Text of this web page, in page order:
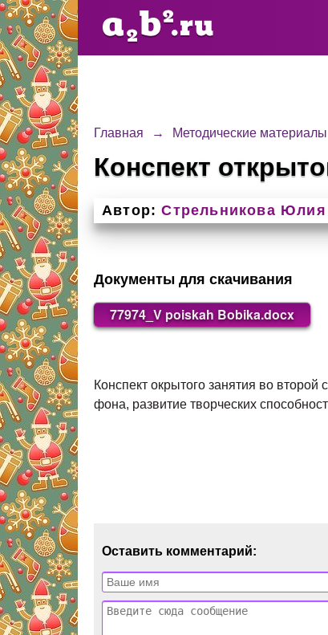
Главная → Методические материалы
Конспект
Автор: Стрельникова
Документы для скачивания
77974_V poiskah Bobika.docx
Конспект окрытого занятия во
фона, развитие творческих
Оставить комментарий: